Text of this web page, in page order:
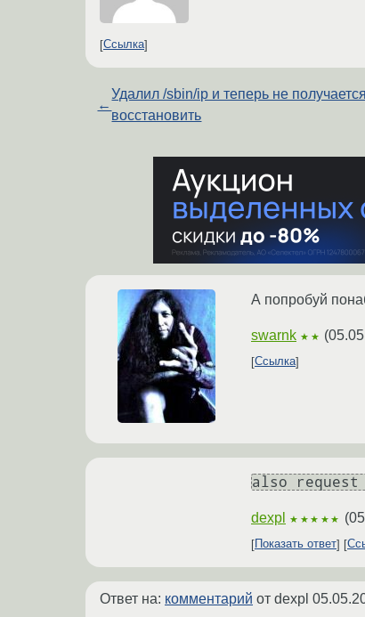
Ссылка
←
Удалил /sbin/ip и теперь не
восстановить
А попробуй
swarnk ★★ (
Ссылка
also request
dexpl ★★★★★ (
Показать ответ
Ответ на: комментарий от dexpl